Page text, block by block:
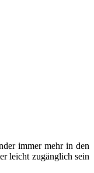
immer mehr in den
leicht zugänglich sein